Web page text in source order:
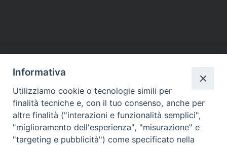
Informativa
Utilizziamo cookie o tecnologie simili per
finalità tecniche e, con il tuo consenso, anche per
altre finalità ("interazioni e funzionalità semplici",
"miglioramento dell'esperienza", "misurazione" e
"targeting e pubblicità") come specificato nella